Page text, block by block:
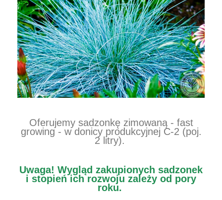
Oferujemy sadzonkę zimowaną - fast
growing - w donicy produkcyjnej C-2 (poj.
2 litry).
Uwaga! Wygląd zakupionych sadzonek
i stopień ich rozwoju zależy od pory
roku.